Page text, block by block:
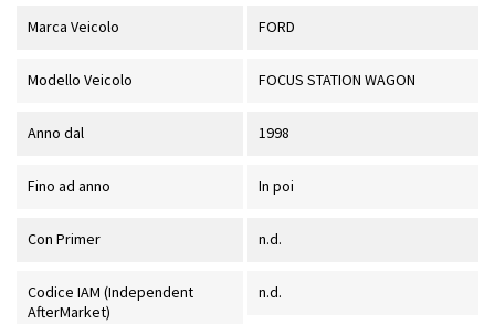
Marca Veicolo FORD
Modello Veicolo FOCUS STATION WAGON
Anno dal 1998
Fino ad anno In poi
Con Primer n.d.
Codice IAM (Independent
AfterMarket)
n.d.